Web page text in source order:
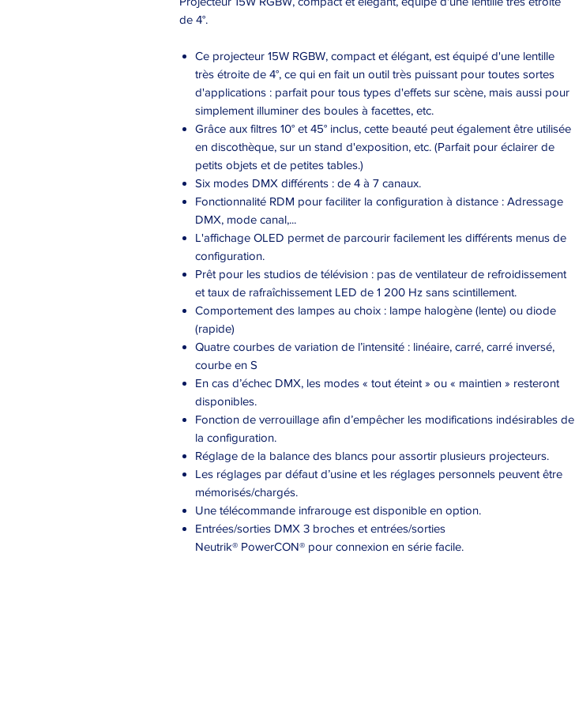
de 4°.
Ce projecteur 15W RGBW, compact et élégant, est équipé d'une lentille
très étroite de 4°, ce qui en fait un outil très puissant pour toutes sortes
d'applications : parfait pour tous types d'effets sur scène, mais aussi pour
simplement illuminer des boules à facettes, etc.
Grâce aux filtres 10° et 45° inclus, cette beauté peut également être utilisée
en discothèque, sur un stand d'exposition, etc. (Parfait pour éclairer de
petits objets et de petites tables.)
Six modes DMX différents : de 4 à 7 canaux.
Fonctionnalité RDM pour faciliter la configuration à distance : Adressage
DMX, mode canal,...
L'affichage OLED permet de parcourir facilement les différents menus de
configuration.
Prêt pour les studios de télévision : pas de ventilateur de refroidissement
et taux de rafraîchissement LED de 1 200 Hz sans scintillement.
Comportement des lampes au choix : lampe halogène (lente) ou diode
(rapide)
Quatre courbes de variation de l’intensité : linéaire, carré, carré inversé,
courbe en S
En cas d’échec DMX, les modes « tout éteint » ou « maintien » resteront
disponibles.
Fonction de verrouillage afin d’empêcher les modifications indésirables de
la configuration.
Réglage de la balance des blancs pour assortir plusieurs projecteurs.
Les réglages par défaut d’usine et les réglages personnels peuvent être
mémorisés/chargés.
Une télécommande infrarouge est disponible en option.
Entrées/sorties DMX 3 broches et entrées/sorties
Neutrik® PowerCON® pour connexion en série facile.